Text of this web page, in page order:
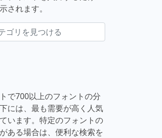
されます。
で700以上のフォントの分
には、最も需要が高く人気
います。特定のフォントの
ある場合は、便利な検索を